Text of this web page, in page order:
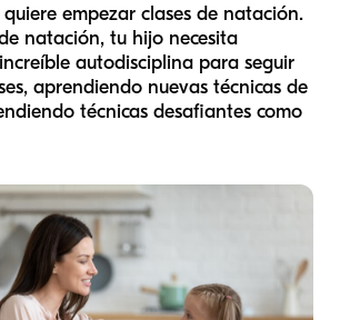
quiere empezar clases de natación.
natación, tu hijo necesita
autodisciplina para seguir
aprendiendo nuevas técnicas de
técnicas desafiantes como